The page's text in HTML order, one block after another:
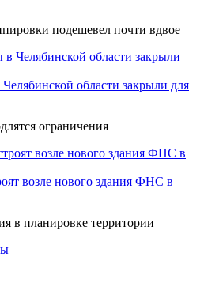
подешевел почти вдвое
области закрыли для
ограничения
возле нового здания ФНС в
в планировке территории